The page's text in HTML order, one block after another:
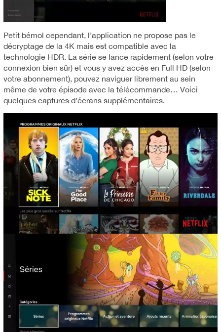
Petit bémol cependant, l’application ne propose pas le
décryptage de la 4K mais est compatible avec la
technologie HDR. La série se lance rapidement (selon votre
connexion bien sûr) et vous y avez accès en Full HD (selon
votre abonnement), pouvez naviguer librement au sein
même de votre épisode avec la télécommande… Voici
quelques captures d’écrans supplémentaires.